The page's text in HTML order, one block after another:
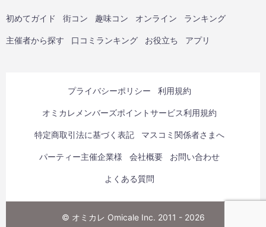
初めてガイド 街コン 趣味コン オンライン ランキング
主催者から探す 口コミランキング お役立ち アプリ
プライバシーポリシー 利用規約
オミカレメンバーズポイントサービス利用規約
特定商取引法に基づく表記 マスコミ関係者さまへ
パーティー主催企業様 会社概要 お問い合わせ
よくある質問
© オミカレ Omicale Inc. 2011 - 2026